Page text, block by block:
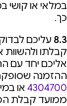
במלאי או קושי
כך.
8.3 עליכם
קבלתו ולהשוות
אליכם יחד עם
ההזמנה שסופקה
4304700 או
ממועד קבלת